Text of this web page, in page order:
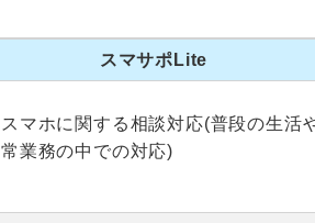
スマサポLite
スマホに関する相談対応(普段の生活
常業務の中での対応)